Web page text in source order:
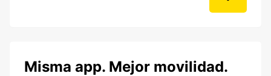
Misma app. Mejor movilidad.